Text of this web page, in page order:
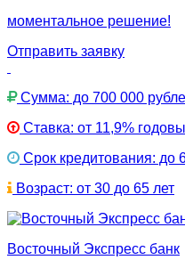
моментальное решение!
Отправить заявку
Сумма: до 700 000
Ставка: от 11,9%
Срок кредитования: до
Возраст: от 30 до 65 лет
Восточный Экспресс банк